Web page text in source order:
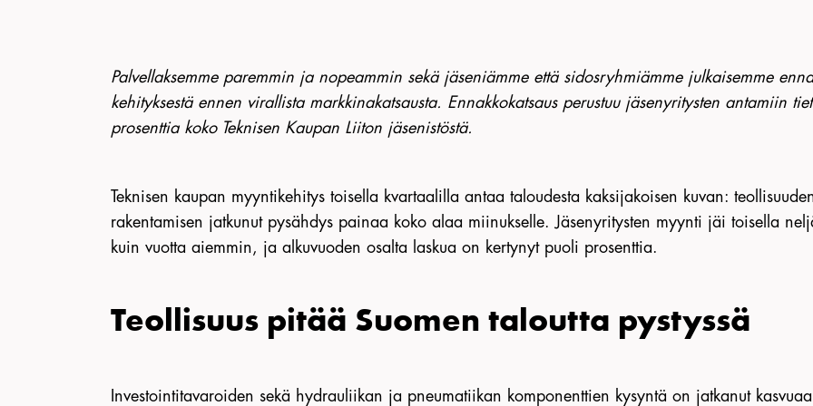
Palvellaksemme paremmin ja nopeammin sekä jäseniämme että sidosryhmiämme julkaisemme
kehityksestä ennen virallista markkinakatsausta. Ennakkokatsaus perustuu jäsenyritysten antamiin
prosenttia koko Teknisen Kaupan Liiton jäsenistöstä.
Teknisen kaupan myyntikehitys toisella kvartaalilla antaa taloudesta kaksijakoisen kuvan:
rakentamisen jatkunut pysähdys painaa koko alaa miinukselle. Jäsenyritysten myynti jäi toisella
kuin vuotta aiemmin, ja alkuvuoden osalta laskua on kertynyt puoli prosenttia.
Teollisuus pitää Suomen taloutta pystyssä
Investointitavaroiden sekä hydrauliikan ja pneumatiikan komponenttien kysyntä on jatkanut